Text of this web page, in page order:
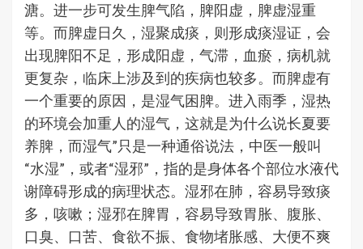
溏。进一步可发生脾气陷，脾阳虚，脾虚湿重
等。而脾虚日久，湿聚成痰，则形成痰湿证，会
出现脾阳不足，形成阳虚，气滞，血瘀，病机就
更复杂，临床上涉及到的疾病也较多。而脾虚有
一个重要的原因，是湿气困脾。进入雨季，湿热
的环境会加重人的湿气，这就是为什么说长夏要
养脾，而湿气”只是一种通俗说法，中医一般叫
“水湿”，或者“湿邪”，指的是身体各个部位水液代
谢障碍形成的病理状态。湿邪在肺，容易导致痰
多，咳嗽；湿邪在脾胃，容易导致胃胀、腹胀、
口臭、口苦、食欲不振、食物堵胀感、大便不爽